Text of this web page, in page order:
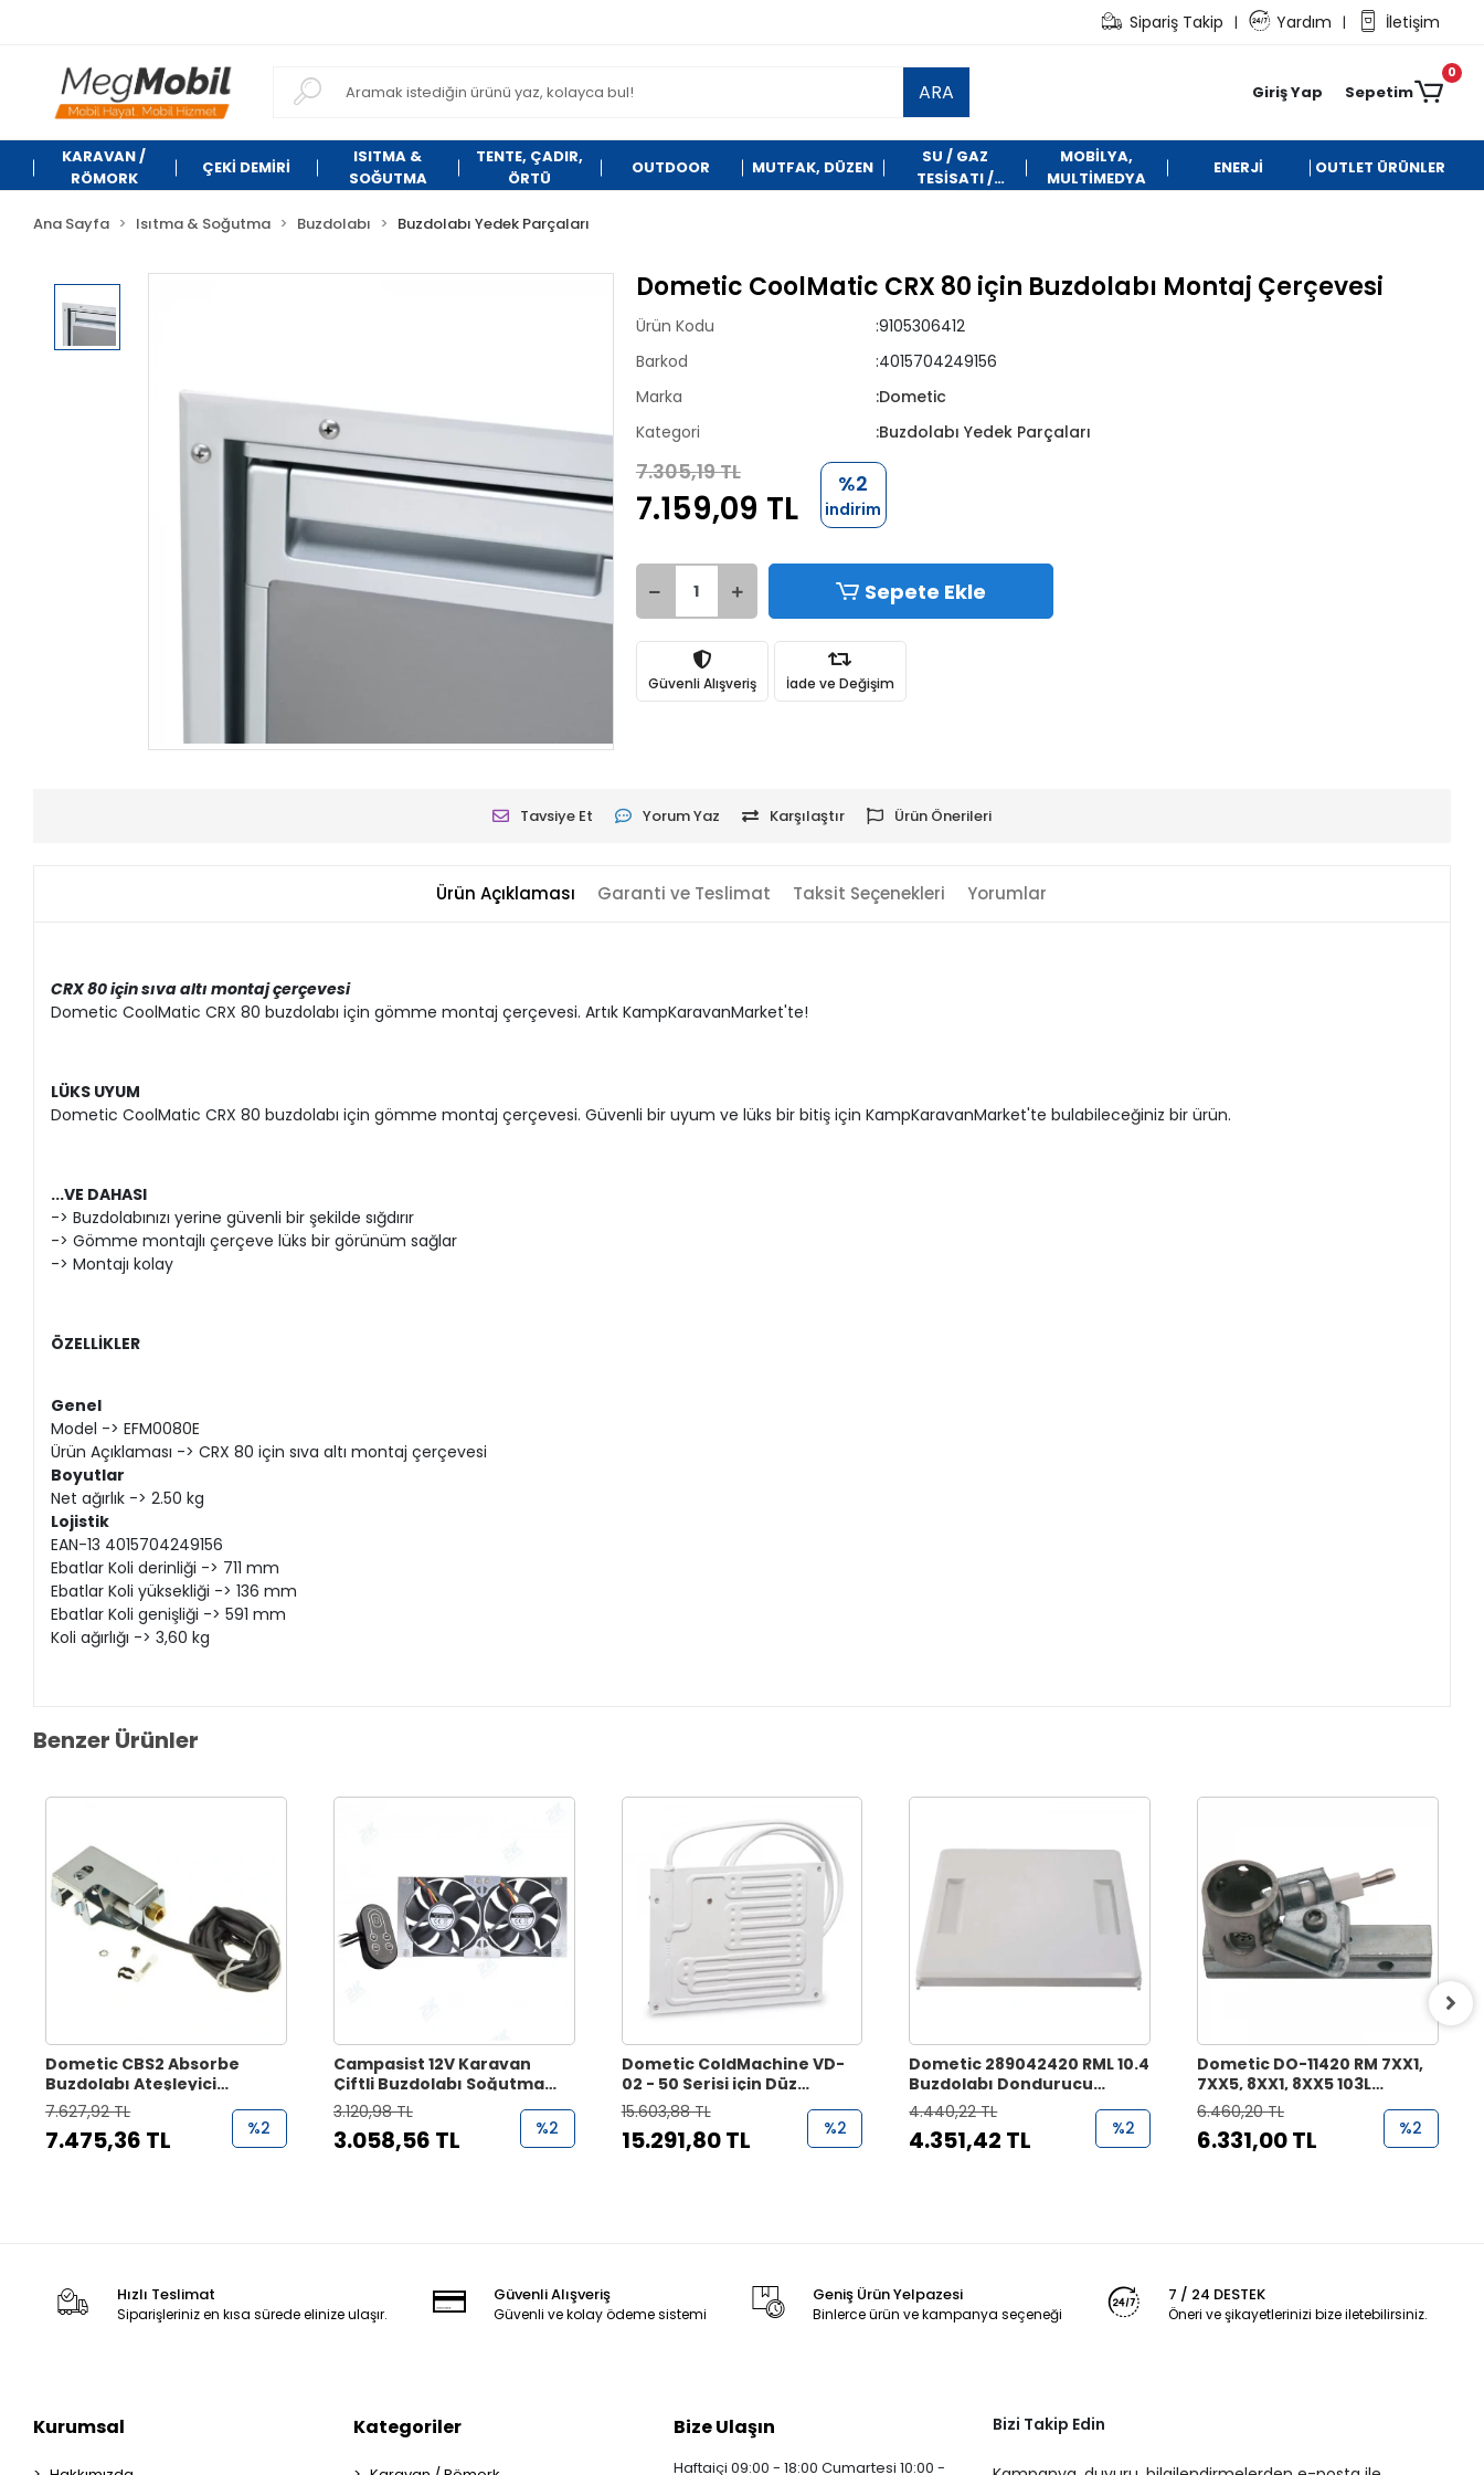
Sipariş Takip | Yardım | İletişim
ARA Giriş Yap Sepetim
0
KARAVAN /
RÖMORK
ÇEKİ DEMİRİ
ISITMA &
SOĞUTMA
TENTE, ÇADIR,
ÖRTÜ
OUTDOOR MUTFAK, DÜZEN
SU / GAZ
TESİSATI /
MOBİLYA,
MULTİMEDYA
ENERJİ OUTLET ÜRÜNLER
Ana Sayfa Isıtma & Soğutma Buzdolabı Buzdolabı Yedek Parçaları
Dometic CoolMatic CRX 80 için Buzdolabı Montaj Çerçevesi
Ürün Kodu
:9105306412
Barkod
:4015704249156
Marka
:Dometic
Kategori
:Buzdolabı Yedek Parçaları
7.305,19 TL
7.159,09 TL
%2
indirim
Sepete Ekle
Güvenli Alışveriş İade ve Değişim
Tavsiye Et Yorum Yaz Karşılaştır Ürün Önerileri
Ürün Açıklaması Garanti ve Teslimat Taksit Seçenekleri Yorumlar
CRX 80 için sıva altı montaj çerçevesi
Dometic CoolMatic CRX 80 buzdolabı için gömme montaj çerçevesi. Artık KampKaravanMarket'te!
LÜKS UYUM
Dometic CoolMatic CRX 80 buzdolabı için gömme montaj çerçevesi. Güvenli bir uyum ve lüks bir bitiş için KampKaravanMarket'te bulabileceğiniz bir ürün.
...VE DAHASI
-> Buzdolabınızı yerine güvenli bir şekilde sığdırır
-> Gömme montajlı çerçeve lüks bir görünüm sağlar
-> Montajı kolay
ÖZELLİKLER
Genel
Model -> EFM0080E
Ürün Açıklaması -> CRX 80 için sıva altı montaj çerçevesi
Boyutlar
Net ağırlık -> 2.50 kg
Lojistik
EAN-13 4015704249156
Ebatlar Koli derinliği -> 711 mm
Ebatlar Koli yüksekliği -> 136 mm
Ebatlar Koli genişliği -> 591 mm
Koli ağırlığı -> 3,60 kg
Benzer Ürünler
Dometic CBS2 Absorbe
Buzdolabı Ateşleyici
Kablolamalı Gaz Brülörü
7.627,92 TL
7.475,36 TL %2
Campasist 12V Karavan
Çiftli Buzdolabı Soğutma
Fanı
3.120,98 TL
3.058,56 TL %2
Dometic ColdMachine VD-
02 - 50 Serisi için Düz
Evaporatör
15.603,88 TL
15.291,80 TL %2
Dometic 289042420 RML 10.4
Buzdolabı Dondurucu
Kapağı
4.440,22 TL
4.351,42 TL %2
Dometic DO-11420 RM 7XX1,
7XX5, 8XX1, 8XX5 103L
Buzdolabı Gaz Brülörü
6.460,20 TL
6.331,00 TL %2
Hızlı Teslimat
Siparişleriniz en kısa sürede elinize ulaşır.
Güvenli Alışveriş
Güvenli ve kolay ödeme sistemi
Geniş Ürün Yelpazesi
Binlerce ürün ve kampanya seçeneği
7 / 24 DESTEK
Öneri ve şikayetlerinizi bize iletebilirsiniz.
Kurumsal Kategoriler Bize Ulaşın
Haftaiçi 09:00 - 18:00 Cumartesi 10:00 -
Bizi Takip Edin